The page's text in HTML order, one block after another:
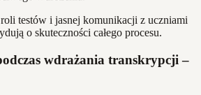
testów i jasnej komunikacji z uczniami
o skuteczności całego procesu.
wdrażania transkrypcji –